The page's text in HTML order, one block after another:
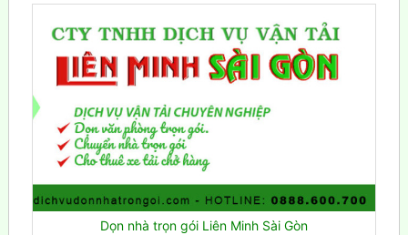
Dọn nhà trọn gói Liên Minh Sài Gòn